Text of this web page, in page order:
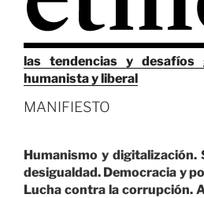
las tendencias y
humanista y liberal
MANIFIESTO
Humanismo y digitalización.
desigualdad. Democracia y
Lucha contra la corrupción.